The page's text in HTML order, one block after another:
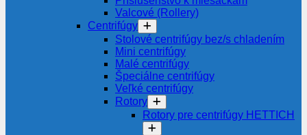
Valcové (Rollery)
Centrifúgy
Stolové centrifúgy bez/s chladením
Mini centrifúgy
Malé centrifúgy
Špeciálne centrifúgy
Veľké centrifúgy
Rotory
Rotory pre centrifúgy HETTICH